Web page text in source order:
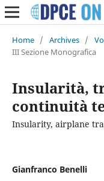
Home / Archives /
III Sezione Monografica
Insularità,
continuità
Insularity, airplane
Gianfranco Benelli